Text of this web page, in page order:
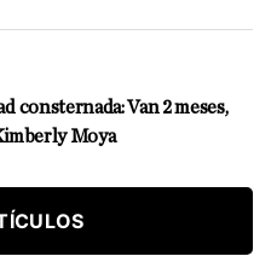
consternada: Van 2 meses,
Moya